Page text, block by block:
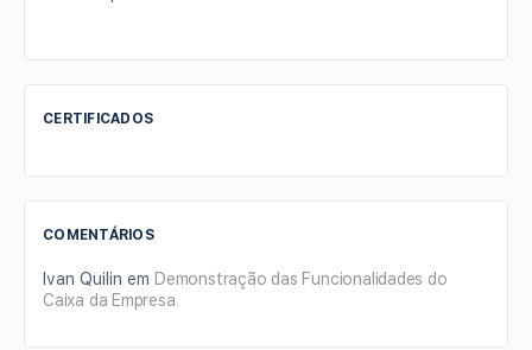
CERTIFICADOS
COMENTÁRIOS
Ivan Quilin em Demonstração das Funcionalidades do
Caixa da Empresa